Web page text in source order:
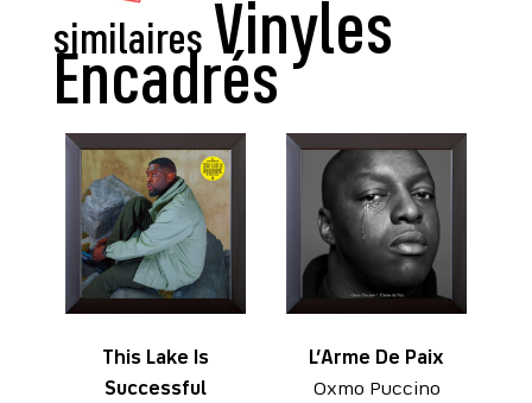
similaires
This Lake Is
Successful
L’Arme De Paix
Oxmo Puccino